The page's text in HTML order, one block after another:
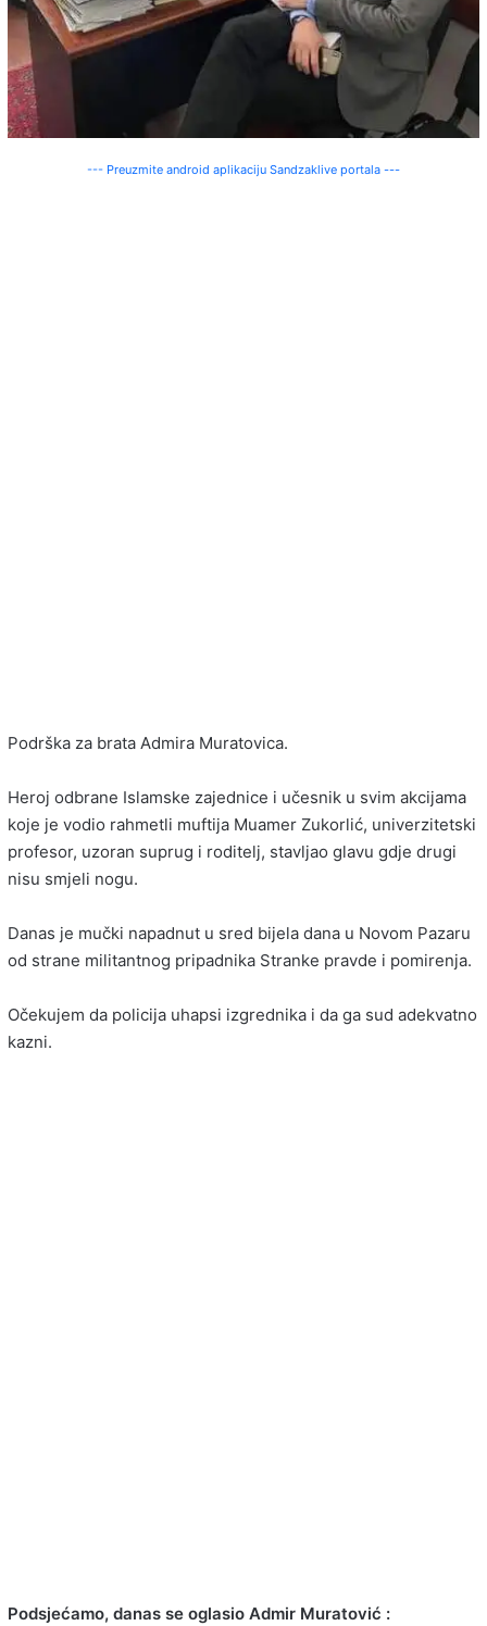
--- Preuzmite android aplikaciju Sandzaklive portala ---
Podrška za brata Admira Muratovica.
Heroj odbrane Islamske zajednice i učesnik u svim akcijama
koje je vodio rahmetli muftija Muamer Zukorlić, univerzitetski
profesor, uzoran suprug i roditelj, stavljao glavu gdje drugi
nisu smjeli nogu.
Danas je mučki napadnut u sred bijela dana u Novom Pazaru
od strane militantnog pripadnika Stranke pravde i pomirenja.
Očekujem da policija uhapsi izgrednika i da ga sud adekvatno
kazni.
Podsjećamo, danas se oglasio Admir Muratović :